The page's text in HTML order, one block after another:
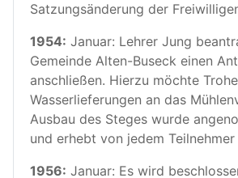
Satzungsänderung der
1954: Januar: Lehrer Jung
Gemeinde Alten-Buseck einen
anschließen. Hierzu möchte
Wasserlieferungen an das
Ausbau des Steges wurde
und erhebt von jedem
1956: Januar: Es wird